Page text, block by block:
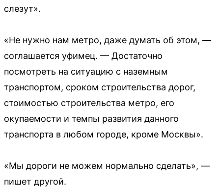
слезут».
«Не нужно нам метро, даже думать об этом, —
соглашается уфимец. — Достаточно
посмотреть на ситуацию с наземным
транспортом, сроком строительства дорог,
стоимостью строительства метро, его
окупаемости и темпы развития данного
транспорта в любом городе, кроме Москвы».
«Мы дороги не можем нормально сделать», —
пишет другой.